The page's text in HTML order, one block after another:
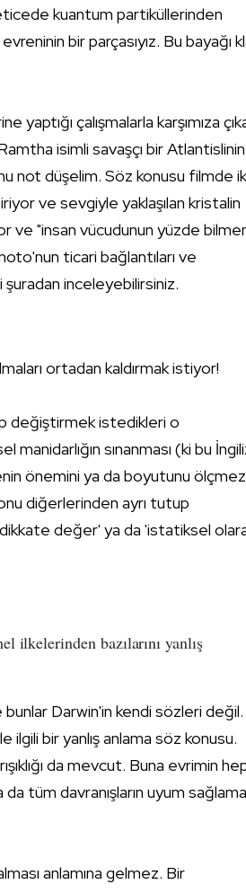
kuantum partiküllerinden
bir parçasıyız. Bu bayağı
çalışmalarla karşımıza
isimli savaşçı bir Atlantislinin
not düşelim. Söz konusu filmde
ve sevgiyle yaklaşılan kristalin
ve "insan vücudunun yüzde
ticari bağlantıları ve
şuradan inceleyebilirsiniz.
ortadan kaldırmak istiyor!
değiştirmek istedikleri o
sınanması (ki bu
önemini ya da boyutunu
onu diğerlerinden ayrı tutup
değer' ya da 'istatiksel
ilkelerinden bazılarını yanlış
Darwin'in kendi sözleri değil.
bir yanlış anlama söz konusu.
da mevcut. Buna evrimin
tüm davranışların uyum
anlamına gelmez. Bir